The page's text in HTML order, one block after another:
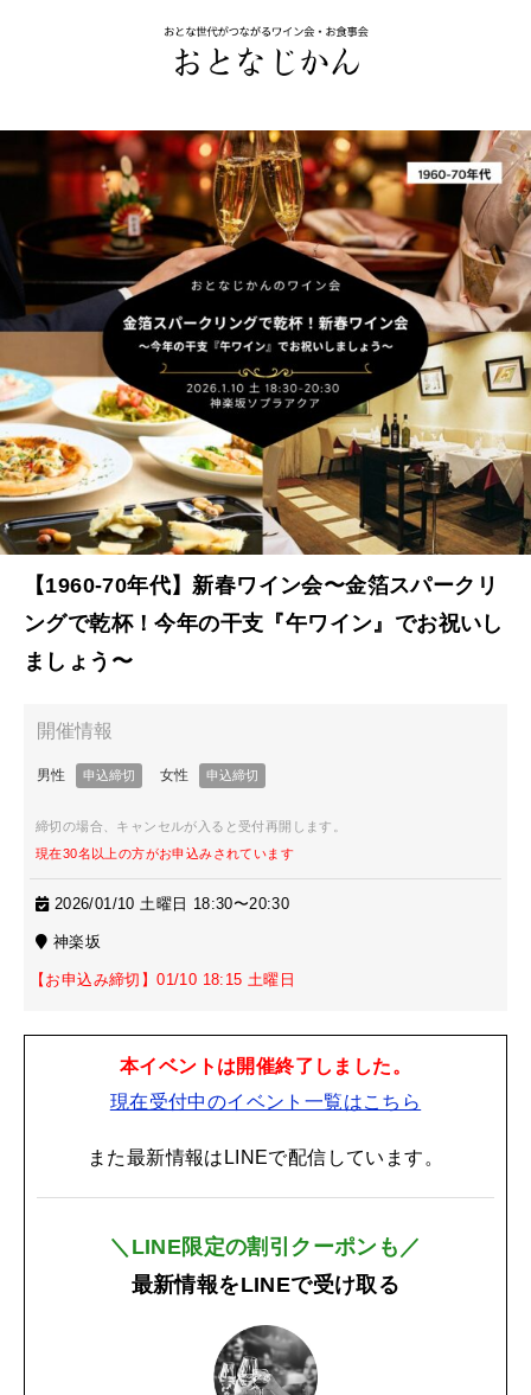
【1960-70年代】新春ワイン会〜金箔スパークリ
ングで乾杯！今年の干支『午ワイン』でお祝いし
ましょう〜
締切の場合、キャンセルが入ると受付再開します。
現在30名以上の方がお申込みされています
2026/01/10 土曜日 18:30〜20:30
神楽坂
【お申込み締切】01/10 18:15 土曜日
本イベントは開催終了しました。
現在受付中のイベント一覧はこちら
また最新情報はLINEで配信しています。
＼LINE限定の割引クーポンも／
最新情報をLINEで受け取る